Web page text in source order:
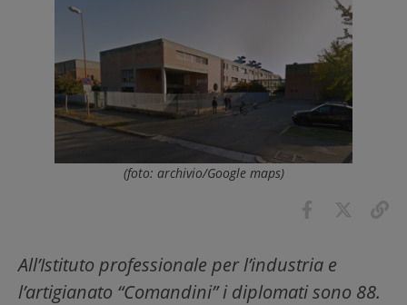
(foto: archivio/Google maps)
All’Istituto professionale per l’industria e
l’artigianato “Comandini” i diplomati sono 88.